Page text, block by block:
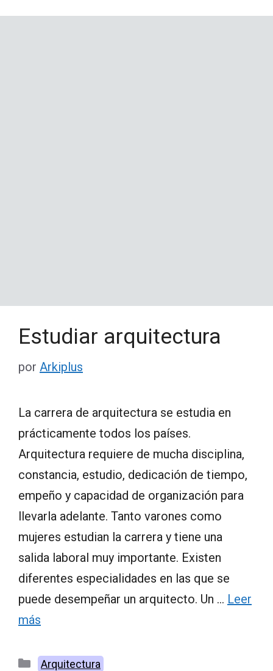
Estudiar arquitectura
por Arkiplus
La carrera de arquitectura se estudia en
prácticamente todos los países.
Arquitectura requiere de mucha disciplina,
constancia, estudio, dedicación de tiempo,
empeño y capacidad de organización para
llevarla adelante. Tanto varones como
mujeres estudian la carrera y tiene una
salida laboral muy importante. Existen
diferentes especialidades en las que se
puede desempeñar un arquitecto. Un … Leer
más
Categorías
Arquitectura